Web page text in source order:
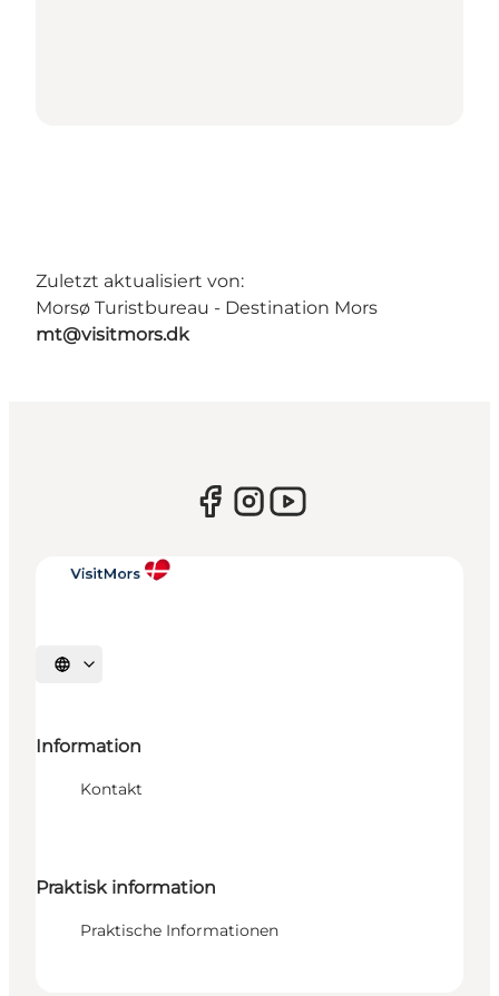
Zuletzt aktualisiert von:
Morsø Turistbureau - Destination Mors
mt@visitmors.dk
Sprache auswählen
Information
Kontakt
Praktisk information
Praktische Informationen